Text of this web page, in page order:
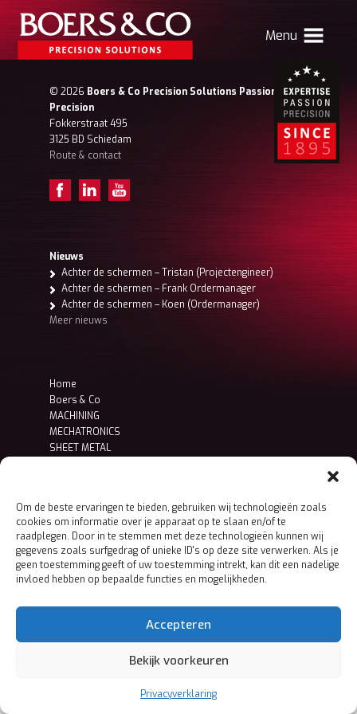
Om de beste ervaringen te bieden, gebruiken wij technologieën zoals
cookies om informatie over je apparaat op te slaan en/of te
raadplegen. Door in te stemmen met deze technologieën kunnen wij
gegevens zoals surfgedrag of unieke ID's op deze site verwerken. Als je
geen toestemming geeft of uw toestemming intrekt, kan dit een nadelige
invloed hebben op bepaalde functies en mogelijkheden.
Accepteren
Bekijk voorkeuren
Privacyverklaring
Menu
HOME
CONTACT
Verhuizing Atlas
© 2026 Boers & Co Precision Solutions Passion for
Precision
Fokkerstraat 495
3125 BD Schiedam
Route & contact
Nieuws
Achter de schermen – Tristan (Projectengineer)
Achter de schermen – Frank Ordermanager
Achter de schermen – Koen (Ordermanager)
Meer nieuws
Home
Boers & Co
MACHINING
MECHATRONICS
SHEET METAL